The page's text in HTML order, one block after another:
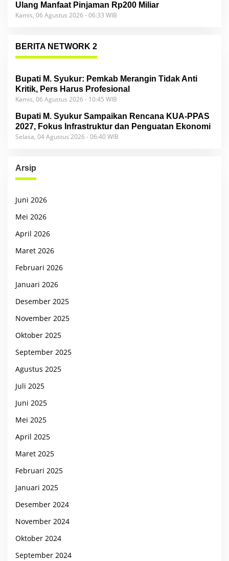
Ulang Manfaat Pinjaman Rp200 Miliar
Kamis, 06 Agustus 2026 - 06:33 WIB
BERITA NETWORK 2
Bupati M. Syukur: Pemkab Merangin Tidak Anti
Kritik, Pers Harus Profesional
Kamis, 06 Agustus 2026 - 10:45 WIB
Bupati M. Syukur Sampaikan Rencana KUA-PPAS
2027, Fokus Infrastruktur dan Penguatan Ekonomi
Selasa, 04 Agustus 2026 - 06:40 WIB
Arsip
Juni 2026
Mei 2026
April 2026
Maret 2026
Februari 2026
Januari 2026
Desember 2025
November 2025
Oktober 2025
September 2025
Agustus 2025
Juli 2025
Juni 2025
Mei 2025
April 2025
Maret 2025
Februari 2025
Januari 2025
Desember 2024
November 2024
Oktober 2024
September 2024